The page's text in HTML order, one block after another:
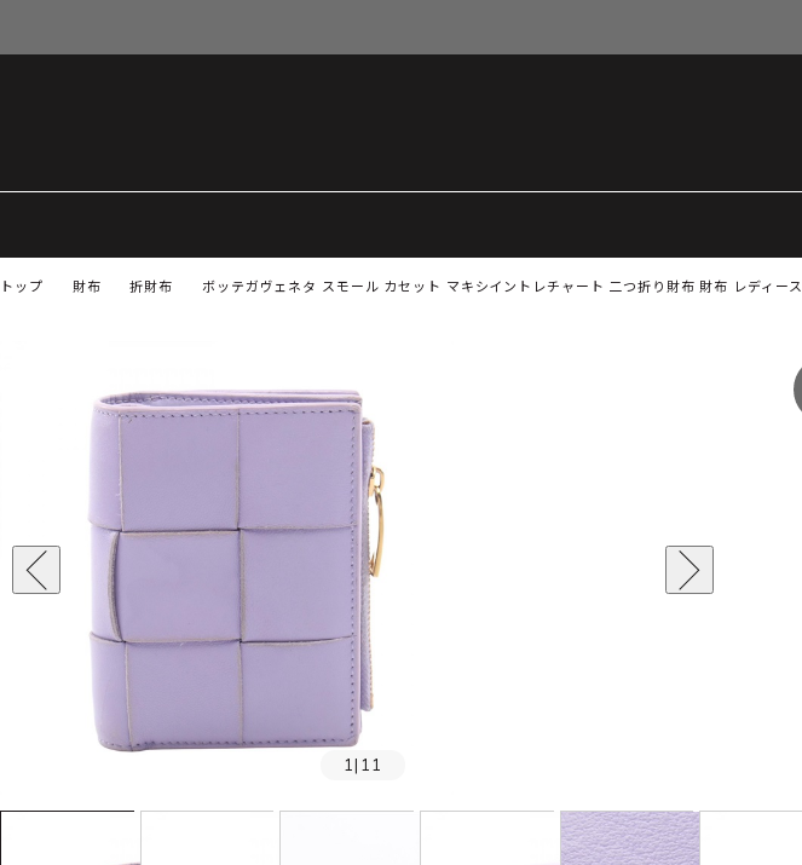
トップ ボッテガヴェネタ スモール カセット マキシイントレチャート 二つ折り財布 財布 レディース
財布 折財布
1| 11